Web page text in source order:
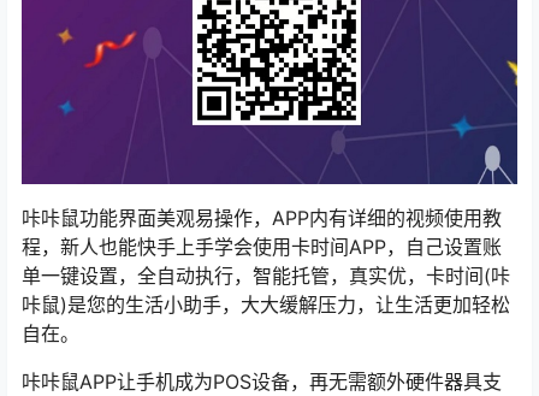
咔咔鼠功能界面美观易操作，APP内有详细的视频使用教
程，新人也能快手上手学会使用卡时间APP，自己设置账
单一键设置，全自动执行，智能托管，真实优，卡时间(咔
咔鼠)是您的生活小助手，大大缓解压力，让生活更加轻松
自在。
咔咔鼠APP让手机成为POS设备，再无需额外硬件器具支